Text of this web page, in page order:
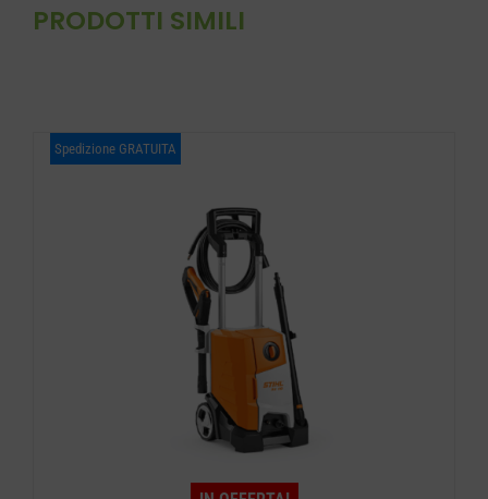
PRODOTTI SIMILI
Spedizione GRATUITA